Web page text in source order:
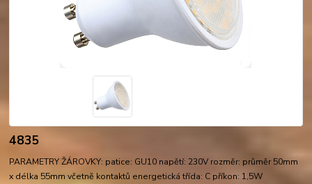
4835
PARAMETRY ŽÁROVKY: patice: GU10 napětí: 230V rozměr: průměr 50mm
x délka 55mm včetně kontaktů energetická třída: C příkon: 1,5W